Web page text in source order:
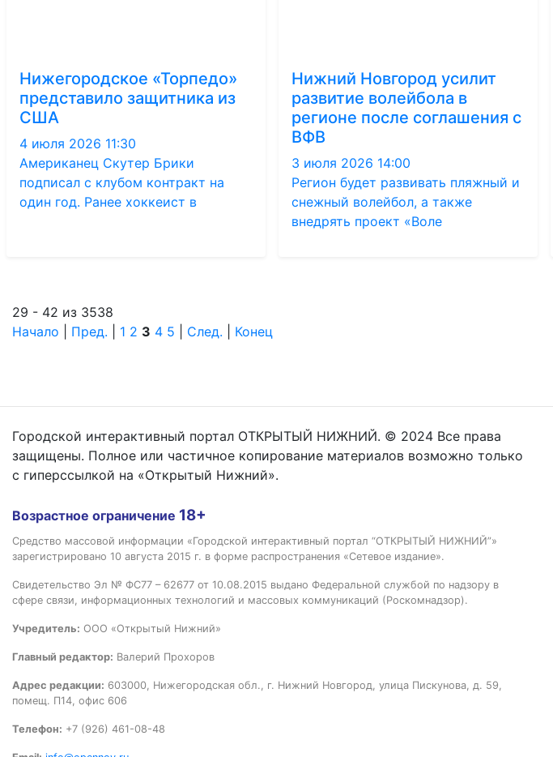
Нижегородское «Торпедо»
представило защитника из
США
4 июля 2026 11:30
Американец Скутер Брики
подписал с клубом контракт на
один год. Ранее хоккеист в
Нижний Новгород усилит
развитие волейбола в
регионе после соглашения с
ВФВ
3 июля 2026 14:00
Регион будет развивать пляжный и
снежный волейбол, а также
внедрять проект «Воле
29 - 42 из 3538
Начало
Пред. 1 2 3 4 5 След. Конец
Городской интерактивный портал ОТКРЫТЫЙ НИЖНИЙ. © 2024 Все права
защищены. Полное или частичное копирование материалов возможно только
с гиперссылкой на «Открытый Нижний».
Возрастное ограничение 18+
Средство массовой информации «Городской интерактивный портал “ОТКРЫТЫЙ НИЖНИЙ”»
зарегистрировано 10 августа 2015 г. в форме распространения «Сетевое издание».
Свидетельство Эл № ФС77 – 62677 от 10.08.2015 выдано Федеральной службой по надзору в
сфере связи, информационных технологий и массовых коммуникаций (Роскомнадзор).
Учредитель: ООО «Открытый Нижний»
Главный редактор: Валерий Прохоров
Адрес редакции: 603000, Нижегородская обл., г. Нижний Новгород, улица Пискунова, д. 59,
помещ. П14, офис 606
Телефон: +7 (926) 461-08-48